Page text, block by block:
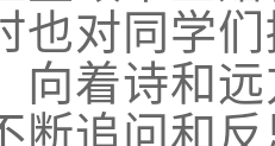
也对同学
向着诗和
断追问和